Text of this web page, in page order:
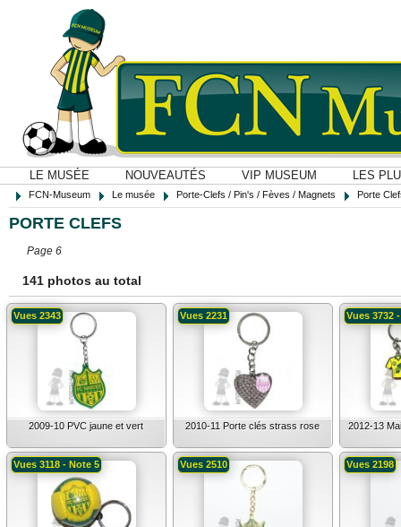
LE MUSÉE NOUVEAUTÉS VIP MUSEUM LES
FCN-Museum Le musée Porte-Clefs / Pin's / Fèves / Magnets Porte
PORTE CLEFS
Page 6
141 photos au total
2009-10 PVC jaune et vert
Vues 2343
2010-11 Porte clés strass rose
Vues 2231
2012-13
Vues 3732
Vues 3118 - Note 5 Vues 2510 Vues 2198